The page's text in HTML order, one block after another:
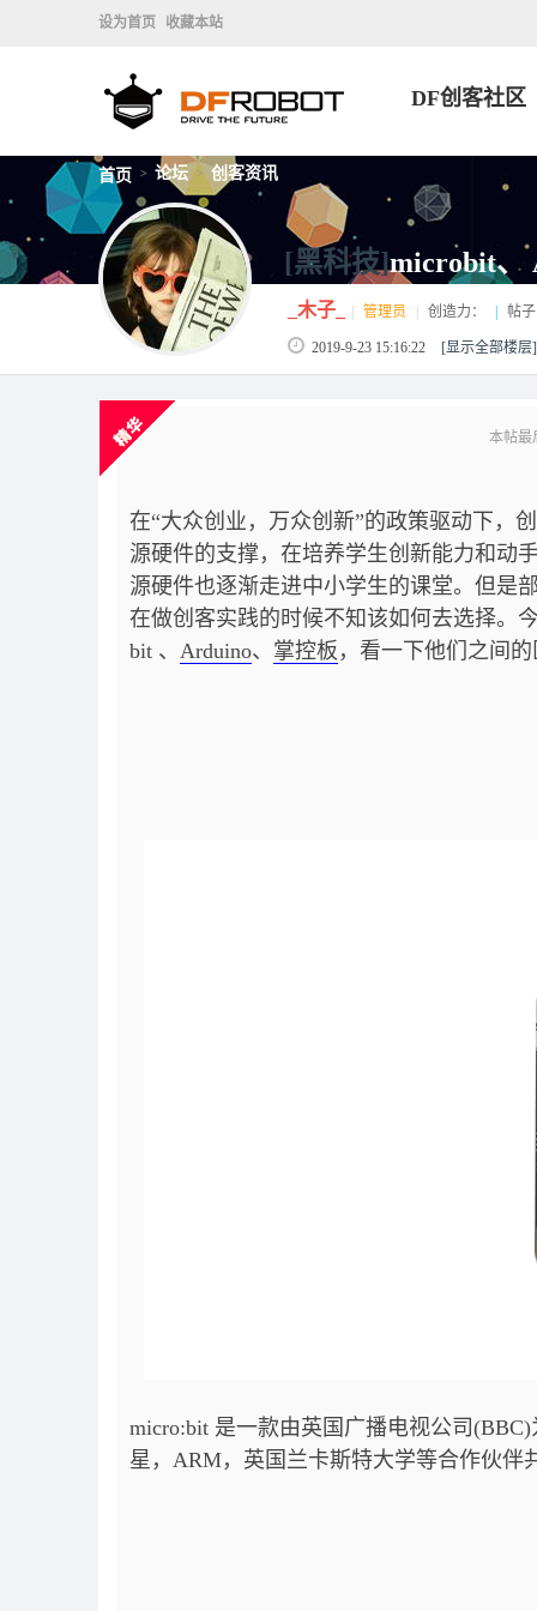
设为首页 收藏本站
DF创客社区
首页 > 论坛 > 创客资讯
[黑科技]microbit、
_木子_ 管理员 创造力： 帖
2019-9-23 15:16:22 [显示全部楼层]
本帖最
在“大众创业，万众创新”的政策驱动下，
源硬件的支撑，在培养学生创新能力和动
源硬件也逐渐走进中小学生的课堂。但是
在做创客实践的时候不知该如何去选择。
bit 、 Arduino、 掌控板 ，看一下他们之间
micro:bit 是一款由英国广播电视公司
星，ARM，英国兰卡斯特大学等合作伙伴